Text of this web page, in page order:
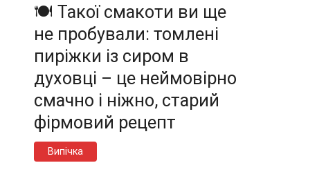
🍽️ Такої смакоти ви ще
не пробували: томлені
пиріжки із сиром в
духовці – це неймовірно
смачно і ніжно, старий
фірмовий рецепт
Випічка